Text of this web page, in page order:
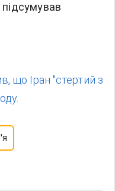
що Іран "стертий з